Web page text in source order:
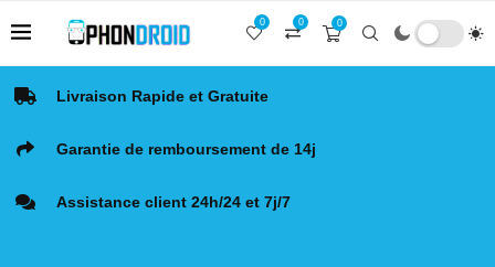
0
0
0
Livraison Rapide et Gratuite
Garantie de remboursement de 14j
Assistance client 24h/24 et 7j/7